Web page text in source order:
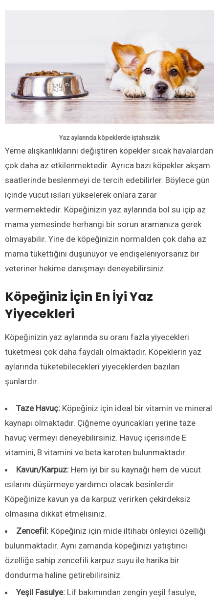
Yaz aylarında köpeklerde iştahsızlık
Yeme alışkanlıklarını değiştiren köpekler sıcak havalardan
çok daha az etkilenmektedir. Ayrıca bazı köpekler akşam
saatlerinde beslenmeyi de tercih edebilirler. Böylece gün
içinde vücut ısıları yükselerek onlara zarar
vermemektedir. Köpeğinizin yaz aylarında bol su içip az
mama yemesinde herhangi bir sorun aramanıza gerek
olmayabilir. Yine de köpeğinizin normalden çok daha az
mama tükettiğini düşünüyor ve endişeleniyorsanız bir
veteriner hekime danışmayı deneyebilirsiniz.
Köpeğiniz İçin En İyi Yaz
Yiyecekleri
Köpeğinizin yaz aylarında su oranı fazla yiyecekleri
tüketmesi çok daha faydalı olmaktadır. Köpeklerin yaz
aylarında tüketebilecekleri yiyeceklerden bazıları
şunlardır:
Taze Havuç: Köpeğiniz için ideal bir vitamin ve mineral
kaynapı olmaktadır. Çiğneme oyuncakları yerine taze
havuç vermeyi deneyebilirsiniz. Havuç içerisinde E
vitamini, B vitamini ve beta karoten bulunmaktadır.
Kavun/Karpuz: Hem iyi bir su kaynağı hem de vücut
ısılarını düşürmeye yardımcı olacak besinlerdir.
Köpeğinize kavun ya da karpuz verirken çekirdeksiz
olmasına dikkat etmelisiniz.
Zencefil: Köpeğiniz için mide iltihabı önleyici özelliği
bulunmaktadır. Aynı zamanda köpeğinizi yatıştırıcı
özelliğe sahip zencefili karpuz suyu ile harika bir
dondurma haline getirebilirsiniz.
Yeşil Fasulye: Lif bakımından zengin yeşil fasulye,